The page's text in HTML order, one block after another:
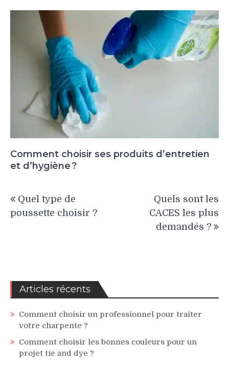
Comment choisir ses produits d’entretien
et d’hygiène ?
de
Quel type de
poussette choisir ?
Quels sont les
CACES les plus
demandés ?
Articles récents
Comment choisir un professionnel pour traiter
votre charpente ?
Comment choisir les bonnes couleurs pour un
projet tie and dye ?